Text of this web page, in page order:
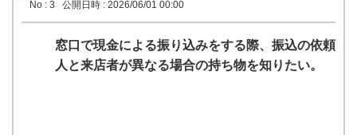
No : 3
公開日時 : 2026/06/01 00:00
窓口で現金による振り込みをする際、振込の依頼
人と来店者が異なる場合の持ち物を知りたい。